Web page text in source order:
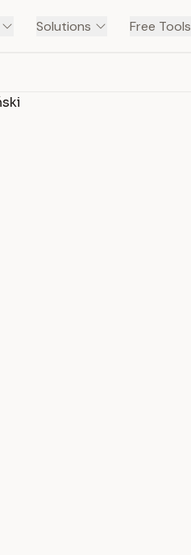
Solutions Free Tools